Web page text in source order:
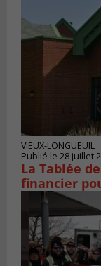
VIEUX-LONGUEUIL
Publié le 28 juillet
La Tablée
financier